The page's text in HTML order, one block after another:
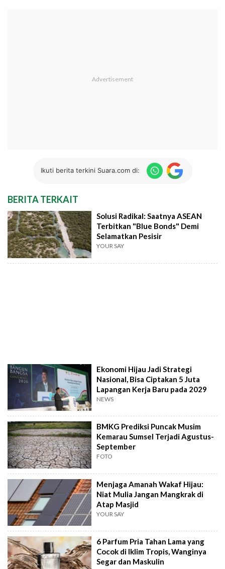
Ikuti berita terkini Suara.com di:
BERITA TERKAIT
Solusi Radikal: Saatnya ASEAN
Terbitkan "Blue Bonds" Demi
Selamatkan Pesisir
YOUR SAY
Ekonomi Hijau Jadi Strategi
Nasional, Bisa Ciptakan 5 Juta
Lapangan Kerja Baru pada 2029
NEWS
BMKG Prediksi Puncak Musim
Kemarau Sumsel Terjadi Agustus-
September
FOTO
Menjaga Amanah Wakaf Hijau:
Niat Mulia Jangan Mangkrak di
Atap Masjid
YOUR SAY
6 Parfum Pria Tahan Lama yang
Cocok di Iklim Tropis, Wanginya
Segar dan Maskulin